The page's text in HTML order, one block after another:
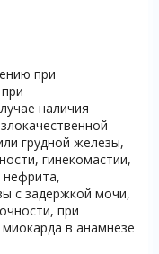
при
наличия
грудной железы,
гинекомастии,
нефрита,
с задержкой мочи,
при
в анамнезе